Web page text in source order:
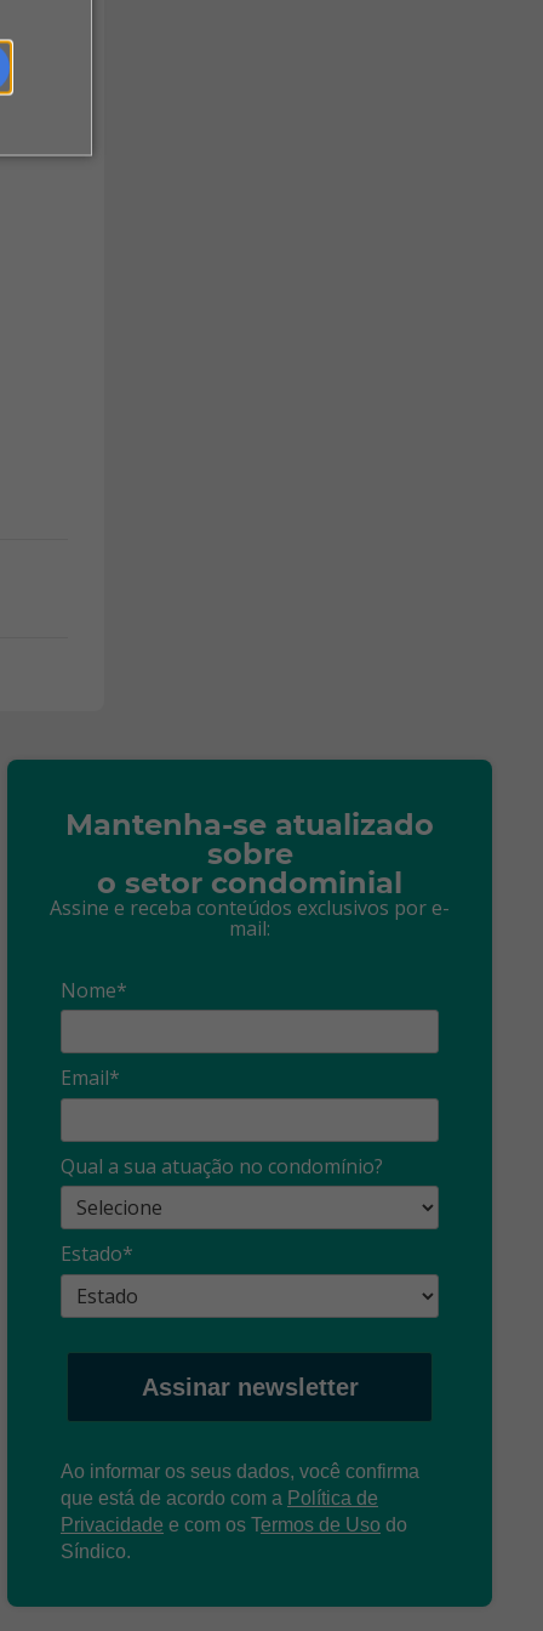
Mantenha-se atualizado
sobre
o setor condominial
Assine e receba conteúdos exclusivos por e-
mail:
Nome*
Email*
Qual a sua atuação no condomínio?
Estado*
Assinar newsletter
Ao informar os seus dados, você confirma
que está de acordo com a Política de
Privacidade e com os Termos de Uso do
Síndico.